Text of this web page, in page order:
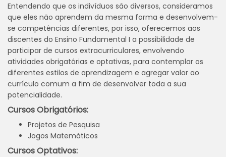
Entendendo que os indivíduos são diversos, consideramos
que eles não aprendem da mesma forma e desenvolvem-
se competências diferentes, por isso, oferecemos aos
discentes do Ensino Fundamental I a possibilidade de
participar de cursos extracurriculares, envolvendo
atividades obrigatórias e optativas, para contemplar os
diferentes estilos de aprendizagem e agregar valor ao
currículo comum a fim de desenvolver toda a sua
potencialidade.
Cursos Obrigatórios:
Projetos de Pesquisa
Jogos Matemáticos
Cursos Optativos: